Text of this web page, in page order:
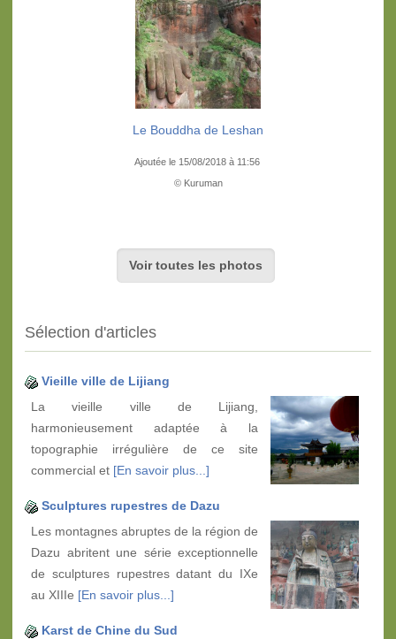
Le Bouddha de Leshan
Ajoutée le 15/08/2018 à 11:56
© Kuruman
Voir toutes les photos
Sélection d'articles
Vieille ville de Lijiang
La vieille ville de Lijiang,
harmonieusement adaptée à la
topographie irrégulière de ce site
commercial et [En savoir plus...]
Sculptures rupestres de Dazu
Les montagnes abruptes de la région de
Dazu abritent une série exceptionnelle
de sculptures rupestres datant du IXe
au XIIIe [En savoir plus...]
Karst de Chine du Sud